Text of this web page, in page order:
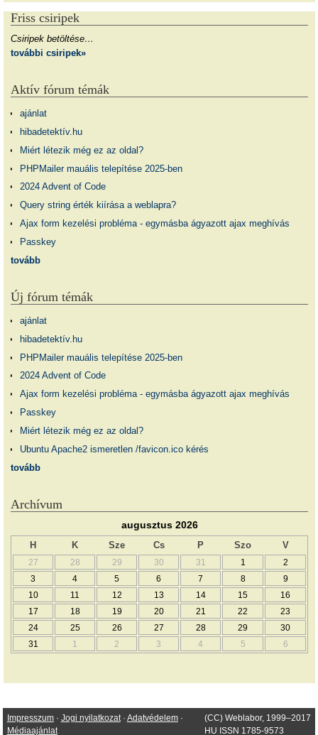
Friss csiripek
Csiripek betöltése…
további csiripek»
Aktív fórum témák
ajánlat
hibadetektív.hu
Miért létezik még ez az oldal?
PHPMailer mauális telepítése 2025-ben
2024 Advent of Code
Query string érték kiírása a weblapra?
Ajax form kezelési probléma - egymásba ágyazott ajax meghívás
Passkey
tovább
Új fórum témák
ajánlat
hibadetektív.hu
PHPMailer mauális telepítése 2025-ben
2024 Advent of Code
Ajax form kezelési probléma - egymásba ágyazott ajax meghívás
Passkey
Miért létezik még ez az oldal?
Ubuntu Apache2 ismeretlen /favicon.ico kérés
tovább
Archívum
augusztus 2026
H K Sze Cs P Szo V
27 28 29 30 31 1
2
3
4 5 6 7 8
9
10
11 12 13 14 15
16
17
18 19 20 21 22
23
24
25 26 27 28 29
30
31
1 2 3 4 5 6
(CC) Weblabor, 1999–2017
HU ISSN 1785-9573
Impresszum· Jogi nyilatkozat· Adatvédelem·
Médiaajánlat